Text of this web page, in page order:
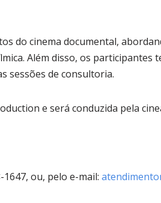
do cinema documental,
Além disso, os
sessões de consultoria.
e será conduzida pela
1647, ou, pelo e-mail: